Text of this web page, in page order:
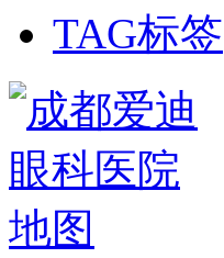
TAG标签